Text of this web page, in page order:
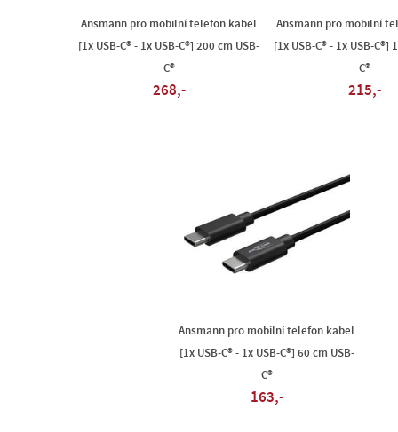
Ansmann pro mobilní telefon kabel
[1x USB-C® - 1x USB-C®] 200 cm USB-
C®
268,-
Ansmann pro mobilní
[1x USB-C® - 1x USB-C®]
C®
215,-
Ansmann pro mobilní telefon kabel
[1x USB-C® - 1x USB-C®] 60 cm USB-
C®
163,-